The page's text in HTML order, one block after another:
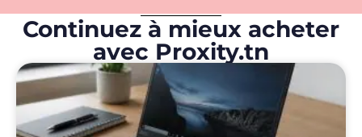
Continuez à mieux acheter
avec Proxity.tn